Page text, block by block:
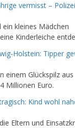
vermisst –
kleines Mädchen
Kinderleiche
Holstein: Tipper
einem Glückspilz aus
Millionen Euro.
Kind wohl
Eltern und